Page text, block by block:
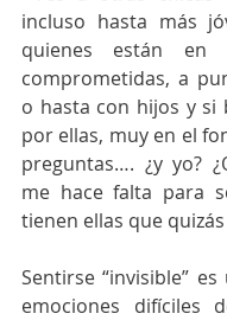
incluso hasta más
quienes están en
comprometidas, a
o hasta con hijos y si
por ellas, muy en el
preguntas…. ¿y yo?
me hace falta para
tienen ellas que
Sentirse “invisible”
emociones difíciles